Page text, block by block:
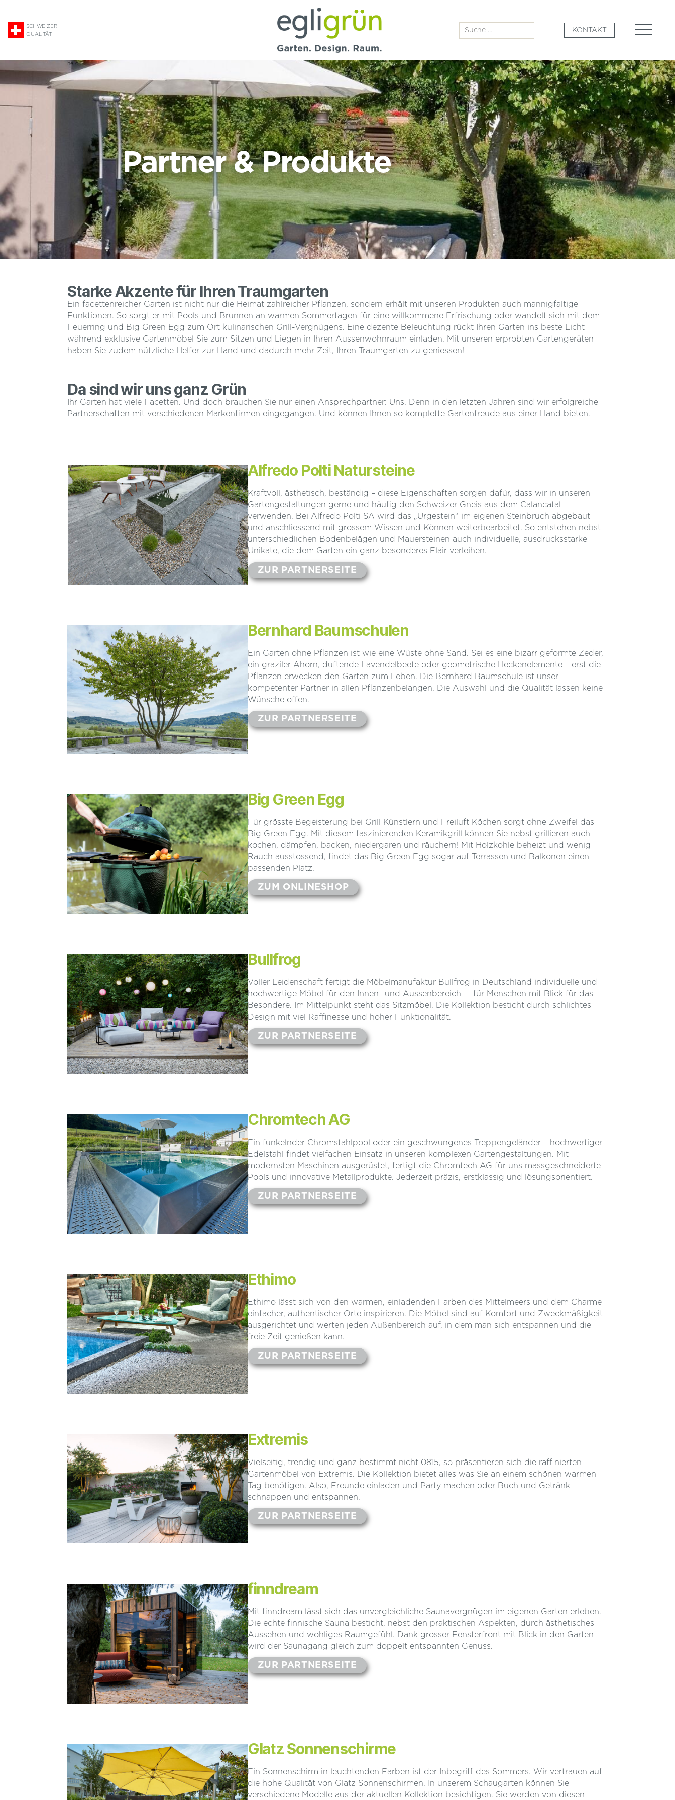
SCHWEIZER
QUALITÄT
Grün
AG
nach:
KONTAKT
hello
Partner & Produkte
Starke Akzente für Ihren Traumgarten
Ein facettenreicher Garten ist nicht nur die Heimat zahlreicher Pflanzen, sondern erhält mit unseren Produkten auch mannigfaltige
Funktionen. So sorgt er mit Pools und Brunnen an warmen Sommertagen für eine willkommene Erfrischung oder wandelt sich mit dem
Feuerring und Big Green Egg zum Ort kulinarischen Grill-Vergnügens. Eine dezente Beleuchtung rückt Ihren Garten ins beste Licht
während exklusive Gartenmöbel Sie zum Sitzen und Liegen in Ihren Aussenwohnraum einladen. Mit unseren erprobten Gartengeräten
haben Sie zudem nützliche Helfer zur Hand und dadurch mehr Zeit, Ihren Traumgarten zu geniessen!
Da sind wir uns ganz Grün
Ihr Garten hat viele Facetten. Und doch brauchen Sie nur einen Ansprechpartner: Uns. Denn in den letzten Jahren sind wir erfolgreiche
Partnerschaften mit verschiedenen Markenfirmen eingegangen. Und können Ihnen so komplette Gartenfreude aus einer Hand bieten.
Alfredo Polti Natursteine
Kraftvoll, ästhetisch, beständig – diese Eigenschaften sorgen dafür, dass wir in unseren
Gartengestaltungen gerne und häufig den Schweizer Gneis aus dem Calancatal
verwenden. Bei Alfredo Polti SA wird das „Urgestein“ im eigenen Steinbruch abgebaut
und anschliessend mit grossem Wissen und Können weiterbearbeitet. So entstehen nebst
unterschiedlichen Bodenbelägen und Mauersteinen auch individuelle, ausdrucksstarke
Unikate, die dem Garten ein ganz besonderes Flair verleihen.
ZUR PARTNERSEITE
Bernhard Baumschulen
Ein Garten ohne Pflanzen ist wie eine Wüste ohne Sand. Sei es eine bizarr geformte Zeder,
ein graziler Ahorn, duftende Lavendelbeete oder geometrische Heckenelemente – erst die
Pflanzen erwecken den Garten zum Leben. Die Bernhard Baumschule ist unser
kompetenter Partner in allen Pflanzenbelangen. Die Auswahl und die Qualität lassen keine
Wünsche offen.
ZUR PARTNERSEITE
Big Green Egg
Für grösste Begeisterung bei Grill Künstlern und Freiluft Köchen sorgt ohne Zweifel das
Big Green Egg. Mit diesem faszinierenden Keramikgrill können Sie nebst grillieren auch
kochen, dämpfen, backen, niedergaren und räuchern! Mit Holzkohle beheizt und wenig
Rauch ausstossend, findet das Big Green Egg sogar auf Terrassen und Balkonen einen
passenden Platz.
ZUM ONLINESHOP
Bullfrog
Voller Leidenschaft fertigt die Möbelmanufaktur Bullfrog in Deutschland individuelle und
hochwertige Möbel für den Innen- und Aussenbereich — für Menschen mit Blick für das
Besondere. Im Mittelpunkt steht das Sitzmöbel. Die Kollektion besticht durch schlichtes
Design mit viel Raffinesse und hoher Funktionalität.
ZUR PARTNERSEITE
Chromtech AG
Ein funkelnder Chromstahlpool oder ein geschwungenes Treppengeländer – hochwertiger
Edelstahl findet vielfachen Einsatz in unseren komplexen Gartengestaltungen. Mit
modernsten Maschinen ausgerüstet, fertigt die Chromtech AG für uns massgeschneiderte
Pools und innovative Metallprodukte. Jederzeit präzis, erstklassig und lösungsorientiert.
ZUR PARTNERSEITE
Ethimo
Ethimo lässt sich von den warmen, einladenden Farben des Mittelmeers und dem Charme
einfacher, authentischer Orte inspirieren. Die Möbel sind auf Komfort und Zweckmäßigkeit
ausgerichtet und werten jeden Außenbereich auf, in dem man sich entspannen und die
freie Zeit genießen kann.
ZUR PARTNERSEITE
Extremis
Vielseitig, trendig und ganz bestimmt nicht 0815, so präsentieren sich die raffinierten
Gartenmöbel von Extremis. Die Kollektion bietet alles was Sie an einem schönen warmen
Tag benötigen. Also, Freunde einladen und Party machen oder Buch und Getränk
schnappen und entspannen.
ZUR PARTNERSEITE
finndream
Mit finndream lässt sich das unvergleichliche Saunavergnügen im eigenen Garten erleben.
Die echte finnische Sauna besticht, nebst den praktischen Aspekten, durch ästhetisches
Aussehen und wohliges Raumgefühl. Dank grosser Fensterfront mit Blick in den Garten
wird der Saunagang gleich zum doppelt entspannten Genuss.
ZUR PARTNERSEITE
Glatz Sonnenschirme
Ein Sonnenschirm in leuchtenden Farben ist der Inbegriff des Sommers. Wir vertrauen auf
die hohe Qualität von Glatz Sonnenschirmen. In unserem Schaugarten können Sie
verschiedene Modelle aus der aktuellen Kollektion besichtigen. Sie werden von diesen